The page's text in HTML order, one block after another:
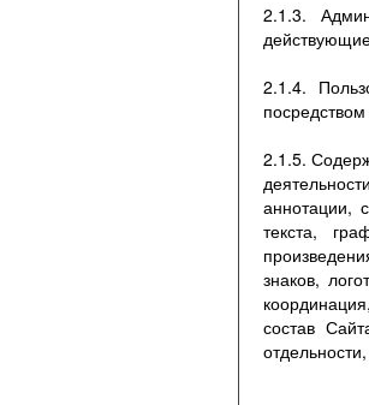
2.1.3.
2.1.4.
2.1.5.
аннотации,
текста,
знаков,
состав